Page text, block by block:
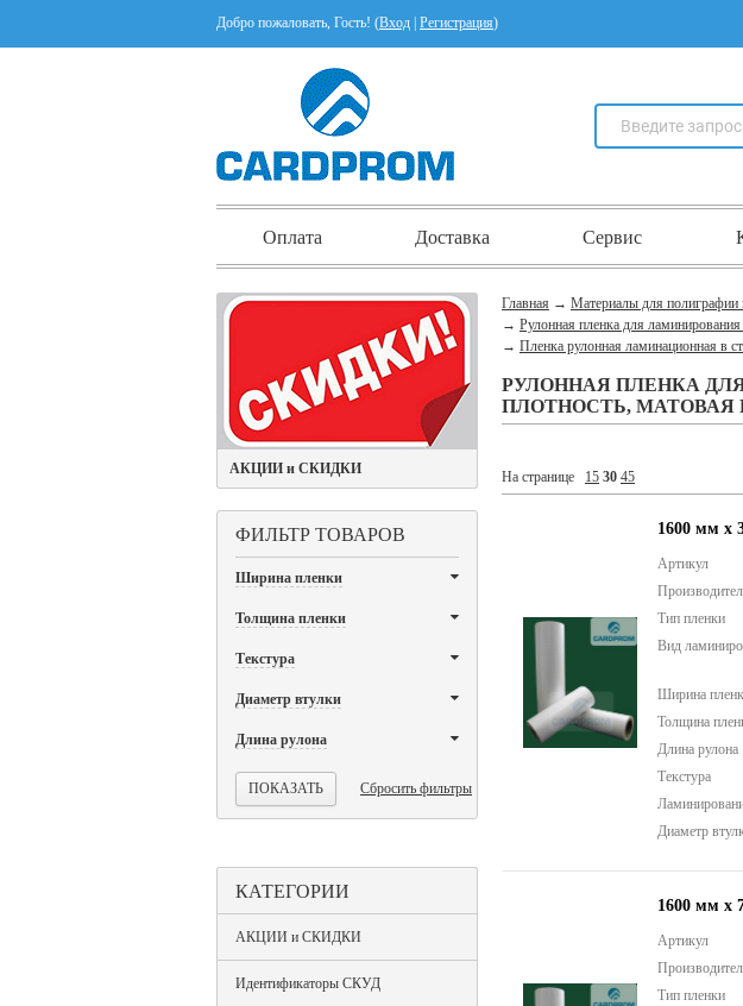
Добро пожаловать, Гость! (Вход Регистрация)
Оплата Доставка Сервис
АКЦИИ и СКИДКИ
ФИЛЬТР ТОВАРОВ
Ширина пленки
Толщина пленки
Текстура
Диаметр втулки
Длина рулона
Сбросить фильтры
КАТЕГОРИИ
АКЦИИ и СКИДКИ
Идентификаторы СКУД
Главная → Материалы для полиграфии
→ Рулонная пленка для
→ Пленка рулонная ламинационная в
РУЛОННАЯ ПЛЕНКА
ПЛОТНОСТЬ, МАТОВАЯ
На странице 15 30 45
1600 мм х
Артикул
Тип пленки
Вид
Ширина
Толщина
Длина рулона
Текстура
Диаметр
1600 мм х
Артикул
Тип пленки